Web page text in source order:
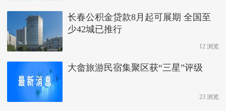
长春公积金贷款8月起可展期 全国至
少42城已推行
12 浏览
大畲旅游民宿集聚区获“三星”评级
23 浏览